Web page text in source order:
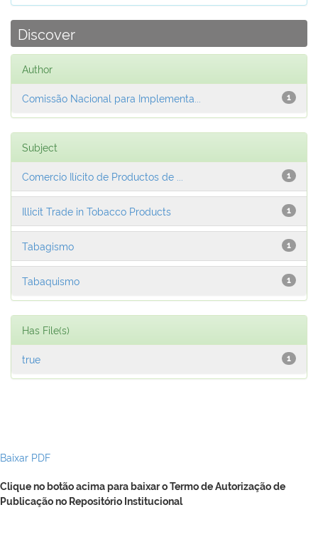
Discover
Author
1
Comissão Nacional para Implementa...
Subject
1
Comercio Ilícito de Productos de ...
1
Illicit Trade in Tobacco Products
1
Tabagismo
1
Tabaquismo
Has File(s)
1
true
Baixar PDF
Clique no botão acima para baixar o Termo de Autorização de
Publicação no Repositório Institucional